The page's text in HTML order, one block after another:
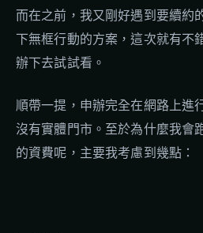
而在之前，我又剛好遇到要續約
下無框行動的方案，這次就有不
辦下去試試看。
順帶一提，申辦完全在網路上進
沒有實體門市。至於為什麼我會
的資費呢，主要我考慮到幾點：